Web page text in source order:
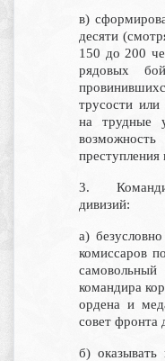
в)
десяти
150 до 200
рядовых
трусости
на трудные
3.
дивизий:
а)
комиссаров
командира
ордена и
совет фронта
б)